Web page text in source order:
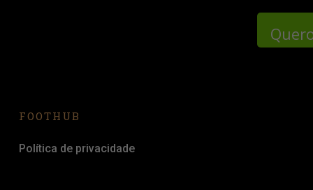
FOOTHUB
Política de privacidade